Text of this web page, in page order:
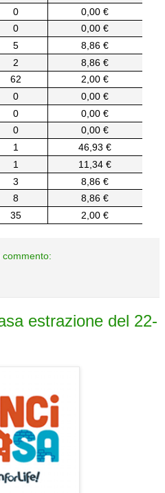
0
0,00 €
0
0,00 €
5
8,86 €
2
8,86 €
62
2,00 €
0
0,00 €
0
0,00 €
0
0,00 €
1
46,93 €
1
11,34 €
3
8,86 €
8
8,86 €
35 2,00 €
commento:
estrazione del 22-